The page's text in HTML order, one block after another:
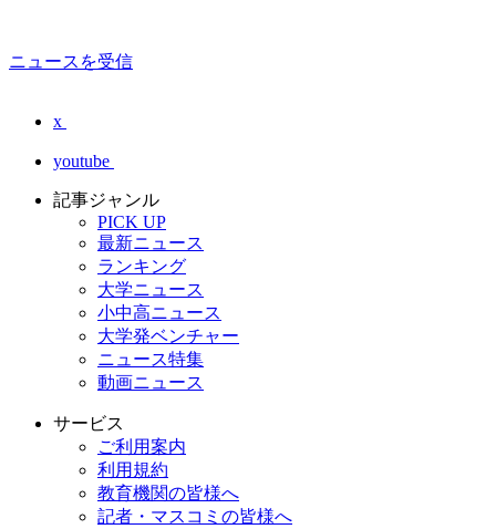
ニュースを受信
x
youtube
記事ジャンル
PICK UP
最新ニュース
ランキング
大学ニュース
小中高ニュース
大学発ベンチャー
ニュース特集
動画ニュース
サービス
ご利用案内
利用規約
教育機関の皆様へ
記者・マスコミの皆様へ